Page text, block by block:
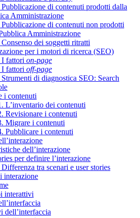
di contenuti prodotti dalla
Amministrazione
di contenuti non prodotti
Amministrazione
dei soggetti ritratti
per i motori di ricerca (SEO)
I fattori on-page
I fattori off-page
di diagnostica SEO: Search
i contenuti
L’inventario dei contenuti
Revisionare i contenuti
Migrare i contenuti
Pubblicare i contenuti
dell’interazione
per definire l’interazione
tra scenari e user stories
interazione
interattivi
dell’interfaccia